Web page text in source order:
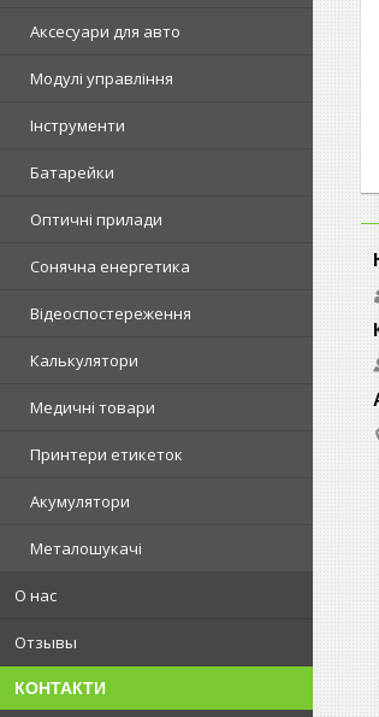
Аксесуари для авто
Модулі управління
Інструменти
Батарейки
Оптичні прилади
Сонячна енергетика
Відеоспостереження
Калькулятори
Медичні товари
Принтери етикеток
Акумулятори
Металошукачі
О нас
Отзывы
КОНТАКТИ